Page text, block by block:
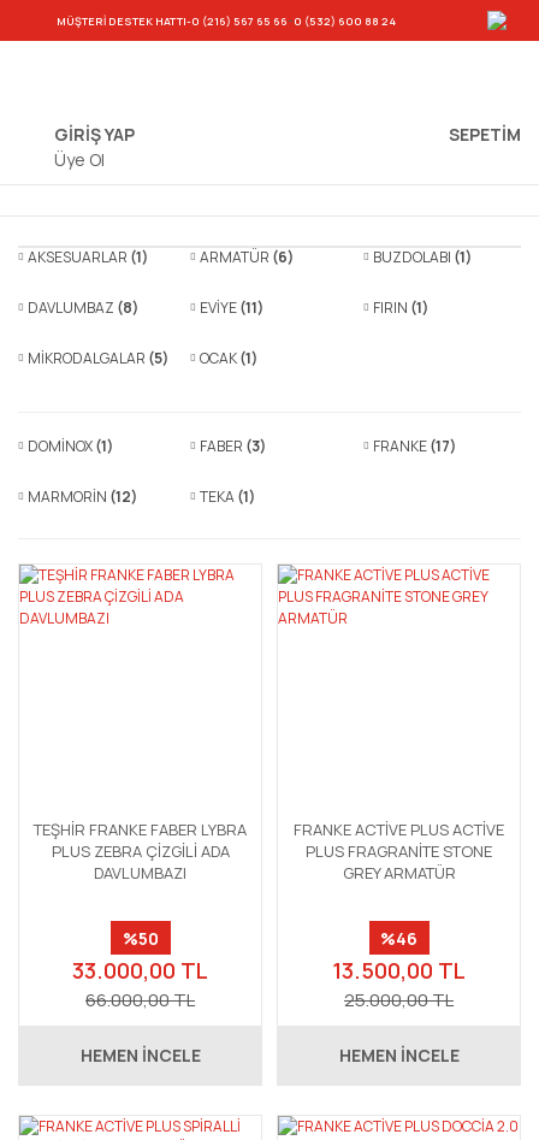
MÜŞTERİ DESTEK HATTI-0 (216) 567 65 66-0 (532) 600 88 24
GİRİŞ YAP
Üye Ol
SEPETIM
AKSESUARLAR (1) ARMATÜR (6) BUZDOLABI (1)
DAVLUMBAZ (8) EVİYE(11) FIRIN (1)
MİKRODALGALAR (5) OCAK(1)
DOMİNOX(1) FABER (3) FRANKE(17)
MARMORİN (12) TEKA(1)
TEŞHİR FRANKE FABER LYBRA
PLUS ZEBRA ÇİZGİLİ ADA
DAVLUMBAZI
%50
33.000,00 TL
66.000,00 TL
HEMEN İNCELE
FRANKE ACTİVE PLUS ACTİVE
PLUS FRAGRANİTE STONE
GREY ARMATÜR
%46
13.500,00 TL
25.000,00 TL
HEMEN İNCELE